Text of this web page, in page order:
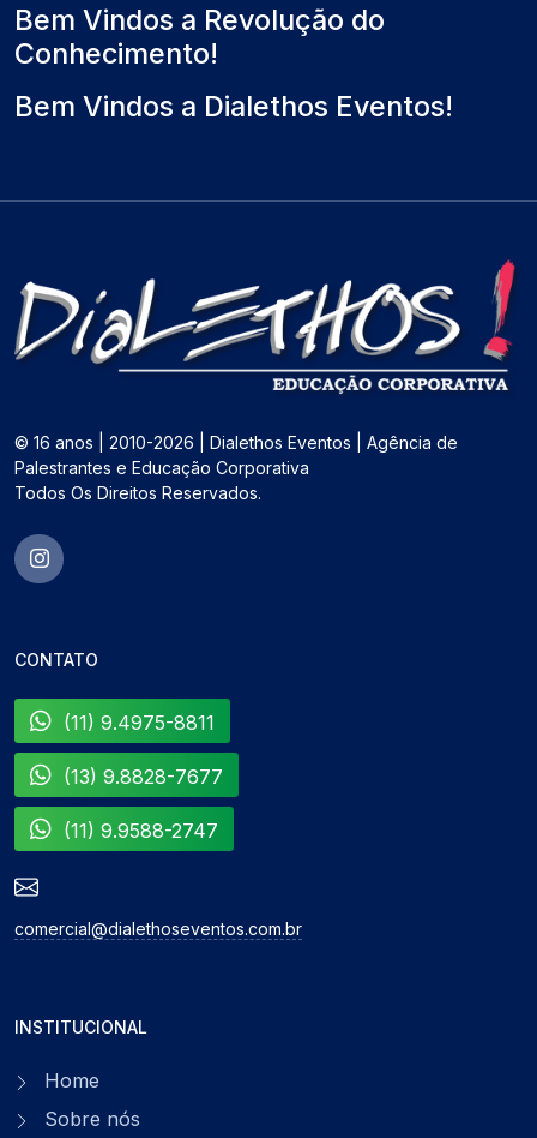
Bem Vindos a Revolução do
Conhecimento!
Bem Vindos a Dialethos Eventos!
© 16 anos | 2010-2026 | Dialethos Eventos | Agência de
Palestrantes e Educação Corporativa
Todos Os Direitos Reservados.
CONTATO
(11) 9.4975-8811
(13) 9.8828-7677
(11) 9.9588-2747
comercial@dialethoseventos.com.br
INSTITUCIONAL
Home
Sobre nós